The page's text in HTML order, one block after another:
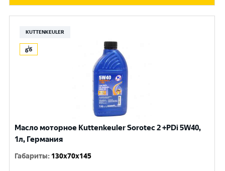
KUTTENKEULER
Масло моторное Kuttenkeuler Sorotec 2 +PDi 5W40,
1л, Германия
Габариты: 130x70x145